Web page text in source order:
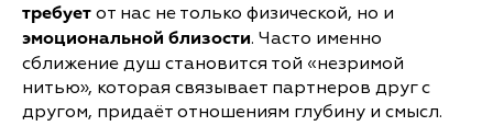
требует от нас не только физической, но и
эмоциональной близости. Часто именно
сближение душ становится той «незримой
нитью», которая связывает партнеров друг с
другом, придаёт отношениям глубину и смысл.